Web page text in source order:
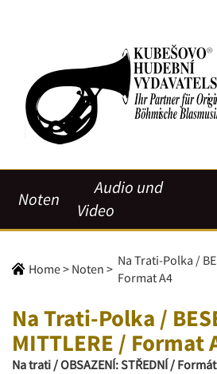
Noten
Audio und
Video
Home> Noten >
Na Trati-Polka /
Format A4
Na Trati-Polka /
MITTLERE / Format
Na trati / OBSAZENÍ: STŘEDNÍ /